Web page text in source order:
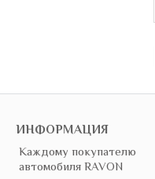
ИНФОРМАЦИЯ
Каждому покупателю
автомобиля RAVON